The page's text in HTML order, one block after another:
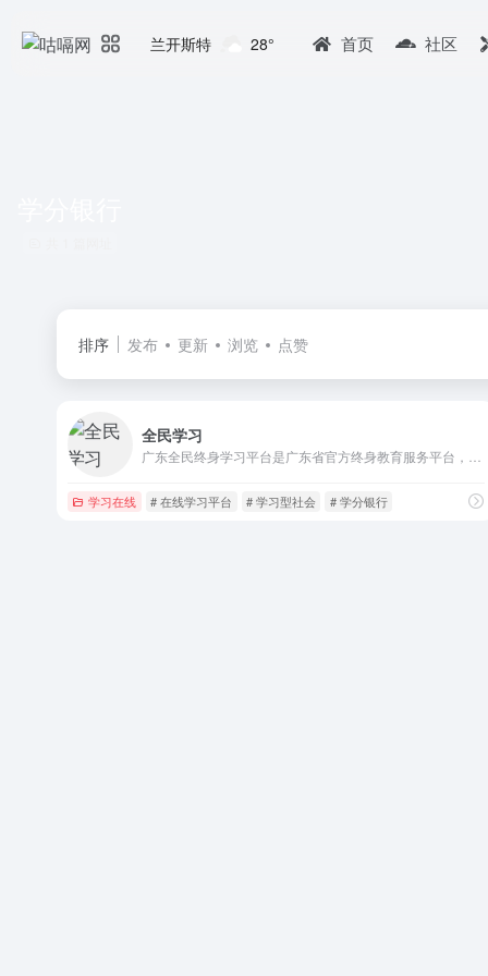
兰开斯特 28° 首页 社区
排序 发布 更新 浏览 点赞
全民学习
学习在线 # 在线学习平台 # 学习型社会 # 学分银行